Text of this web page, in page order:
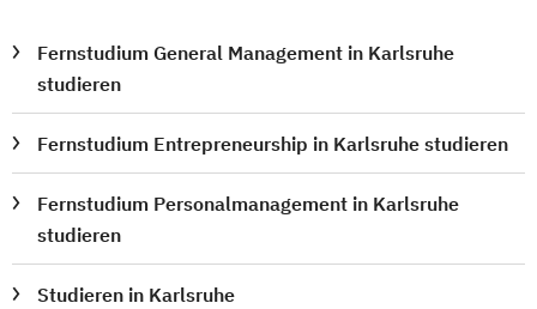
Fernstudium General Management in Karlsruhe
studieren
Fernstudium Entrepreneurship in Karlsruhe studieren
Fernstudium Personalmanagement in Karlsruhe
studieren
Studieren in Karlsruhe